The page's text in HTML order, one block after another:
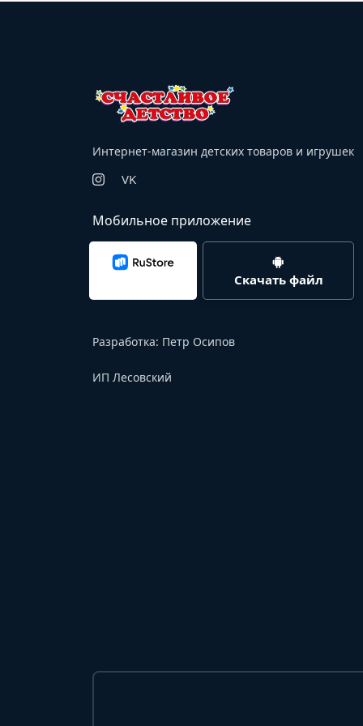
Интернет-магазин детских товаров и игрушек
VK
Мобильное приложение
Скачать файл
Разработка: Петр Осипов
ИП Лесовский